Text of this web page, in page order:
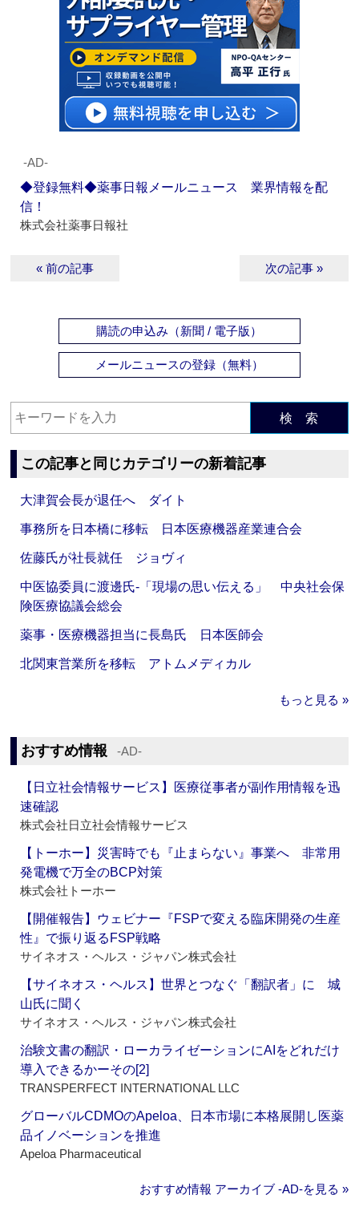
‐AD‐
◆登録無料◆薬事日報メールニュース 業界情報を配
信！
株式会社薬事日報社
« 前の記事 次の記事 »
購読の申込み（新聞 / 電子版）
メールニュースの登録（無料）
検 索
この記事と同じカテゴリーの新着記事
大津賀会長が退任へ ダイト
事務所を日本橋に移転 日本医療機器産業連合会
佐藤氏が社長就任 ジョヴィ
中医協委員に渡邊氏‐「現場の思い伝える」 中央社会保
険医療協議会総会
薬事・医療機器担当に長島氏 日本医師会
北関東営業所を移転 アトムメディカル
もっと見る »
おすすめ情報 ‐AD‐
【日立社会情報サービス】医療従事者が副作用情報を迅
速確認
株式会社日立社会情報サービス
【トーホー】災害時でも『止まらない』事業へ 非常用
発電機で万全のBCP対策
株式会社トーホー
【開催報告】ウェビナー『FSPで変える臨床開発の生産
性』で振り返るFSP戦略
サイネオス・ヘルス・ジャパン株式会社
【サイネオス・ヘルス】世界とつなぐ「翻訳者」に 城
山氏に聞く
サイネオス・ヘルス・ジャパン株式会社
治験文書の翻訳・ローカライゼーションにAIをどれだけ
導入できるかーその[2]
TRANSPERFECT INTERNATIONAL LLC
グローバルCDMOのApeloa、日本市場に本格展開し医薬
品イノベーションを推進
Apeloa Pharmaceutical
おすすめ情報 アーカイブ ‐AD‐を見る »